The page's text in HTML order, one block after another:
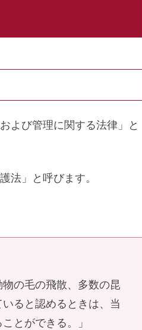
よび管理に関する法律」と
法」と呼びます。
の毛の飛散、多数の昆
ると認めるときは、当
とができる。」